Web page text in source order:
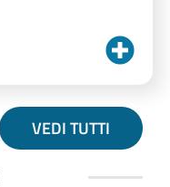
VEDI TUTTI